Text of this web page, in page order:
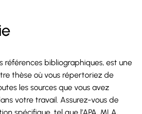
références bibliographiques, est une
thèse où vous répertoriez de
les sources que vous avez
votre travail. Assurez-vous de
spécifique, tel que l’APA, MLA,